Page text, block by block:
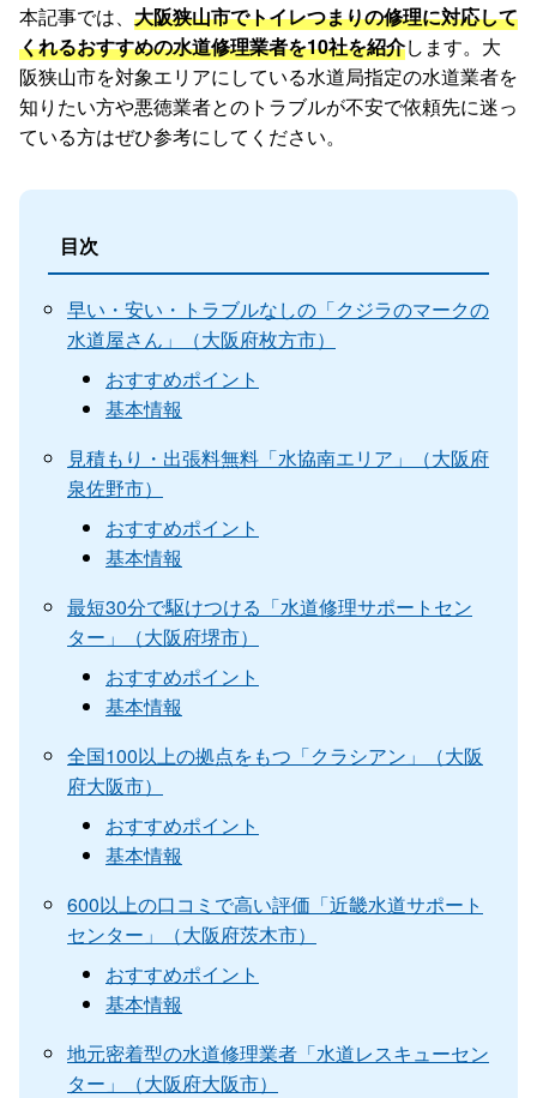
本記事では、 大阪狭山市でトイレつまりの修理に対応して
くれるおすすめの水道修理業者を10社を紹介します。大
阪狭山市を対象エリアにしている水道局指定の水道業者を
知りたい方や悪徳業者とのトラブルが不安で依頼先に迷っ
ている方はぜひ参考にしてください。
目次
早い・安い・トラブルなしの「クジラのマークの
水道屋さん」（大阪府枚方市）
おすすめポイント
基本情報
見積もり・出張料無料「水協南エリア」（大阪府
泉佐野市）
おすすめポイント
基本情報
最短30分で駆けつける「水道修理サポートセン
ター」（大阪府堺市）
おすすめポイント
基本情報
全国100以上の拠点をもつ「クラシアン」（大阪
府大阪市）
おすすめポイント
基本情報
600以上の口コミで高い評価「近畿水道サポート
センター」（大阪府茨木市）
おすすめポイント
基本情報
地元密着型の水道修理業者「水道レスキューセン
ター」（大阪府大阪市）